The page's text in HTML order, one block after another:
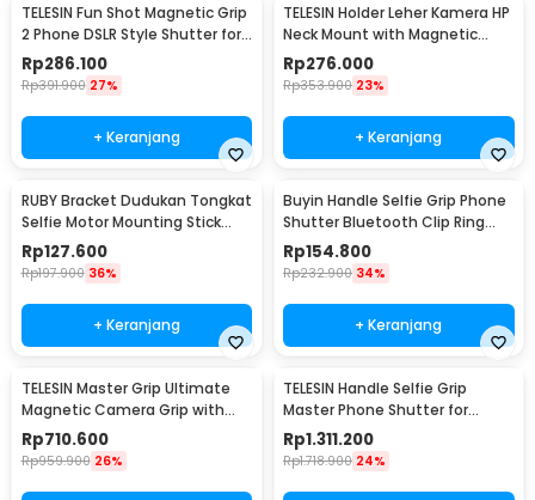
TELESIN Fun Shot Magnetic Grip
2 Phone DSLR Style Shutter for
iPhone - TPMP001-01
Rp286.100
Rp391.900 27%
+ Keranjang
TELESIN Holder Leher Kamera HP
Neck Mount with Magnetic
Phone Holder - P2-HNB-02-GY
Rp276.000
Rp353.900 23%
+ Keranjang
RUBY Bracket Dudukan Tongkat
Selfie Motor Mounting Stick
Action Camera - D-28T
Rp127.600
Rp197.900 36%
+ Keranjang
Buyin Handle Selfie Grip Phone
Shutter Bluetooth Clip Ring
Light - PH-30D
Rp154.800
Rp232.900 34%
+ Keranjang
TELESIN Master Grip Ultimate
Magnetic Camera Grip with
Wireless Charge - P5-MP-
003WH
Rp710.600
Rp959.900 26%
TELESIN Handle Selfie Grip
Master Phone Shutter for
Samsung S26 Ultra - P5-MCS-
15-TSX
Rp1.311.200
Rp1.718.900 24%